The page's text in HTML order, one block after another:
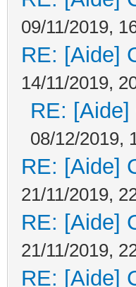
09/11/2019,
RE: [Aide]
14/11/2019,
RE:
08/12/2019,
RE: [Aide]
21/11/2019,
RE: [Aide]
21/11/2019,
RE: [Aide]